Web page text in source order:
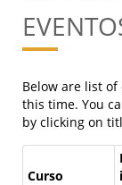
Below are list
this time. You
by clicking on
Curso